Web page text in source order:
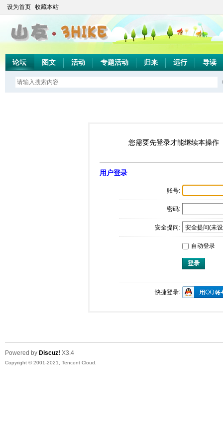
设为首页 收藏本站
论坛 图文 活动 专题活动 归来 远行 导读
您需要先登录才能继续本操作
用户登录
账号:
密码:
安全提问:
自动登录
登录
快捷登录:
Powered by Discuz! X3.4
Copyright © 2001-2021, Tencent Cloud.